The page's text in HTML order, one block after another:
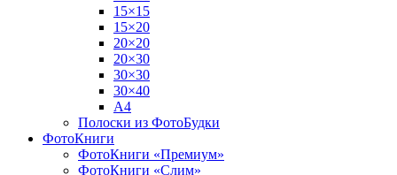
15×15
15×20
20×20
20×30
30×30
30×40
A4
Полоски из ФотоБудки
ФотоКниги
ФотоКниги «Премиум»
ФотоКниги «Слим»